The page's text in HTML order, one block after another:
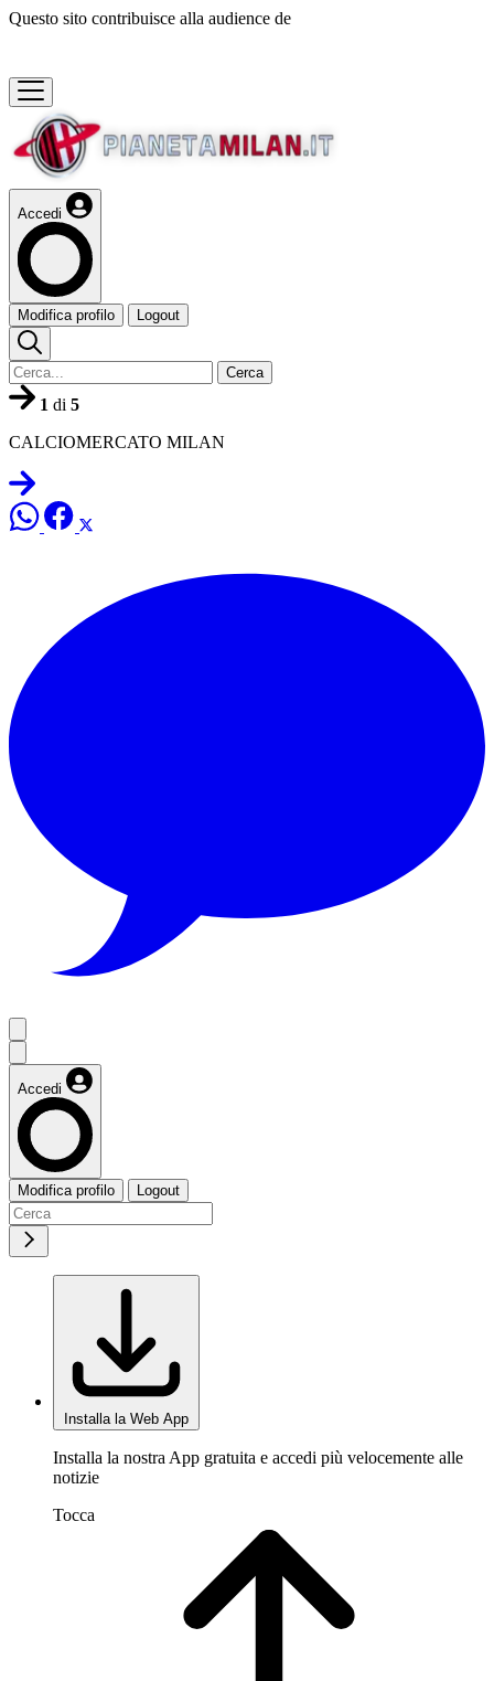
Questo sito contribuisce alla audience de
Accedi
Modifica profilo Logout
Cerca
1 di 5
CALCIOMERCATO MILAN
Accedi
Modifica profilo Logout
Installa la Web App
Installa la nostra App gratuita e accedi più velocemente alle
notizie
Tocca